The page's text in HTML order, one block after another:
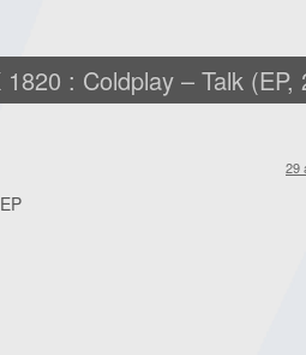
1820 : Coldplay – Talk (EP,
29